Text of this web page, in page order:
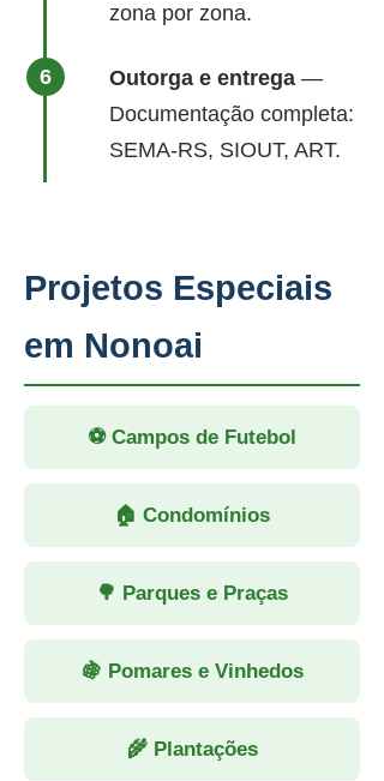
zona por zona.
Outorga e entrega —
Documentação completa:
SEMA-RS, SIOUT, ART.
Projetos Especiais
em Nonoai
⚽ Campos de Futebol
🏠 Condomínios
🌳 Parques e Praças
🍇 Pomares e Vinhedos
🌾 Plantações